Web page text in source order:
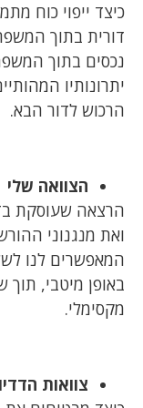
כיצד ייפוי כוח
דורית בתוך
נכסים בתוך
יתרונותיו
הרכוש לדור הבא.
הצוואה שלי
הרצאה שעוסקת
ואת מנגנוני
המאפשרים לנו
באופן מיטבי, תוך
מקסימלי.
צוואות